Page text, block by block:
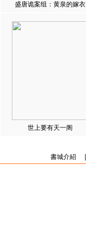
盛唐诡案组：黄泉的嫁衣
世上要有天一阁
書城介紹